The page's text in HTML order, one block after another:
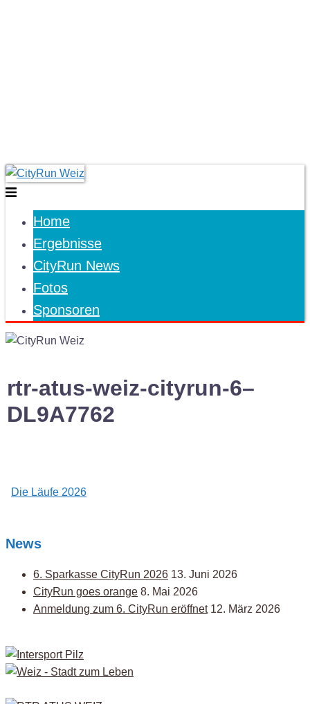
Skip
to
Toggle
Home
Ergebnisse
CityRun News
Fotos
Sponsoren
rtr-atus-weiz-cityrun-6–
DL9A7762
Post
Die Läufe 2026
News
6. Sparkasse CityRun 2026 13. Juni 2026
CityRun goes orange 8. Mai 2026
Anmeldung zum 6. CityRun eröffnet 12. März 2026